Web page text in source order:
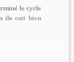
le cycle
ils ont bien